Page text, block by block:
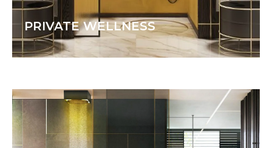
PRIVATE WELLNESS